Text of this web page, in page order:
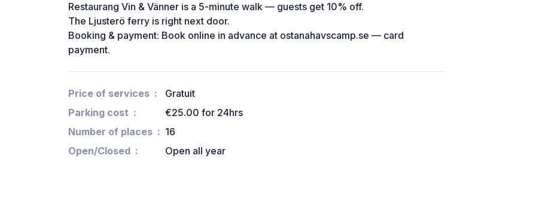
Restaurang Vin & Vänner is a 5-minute walk — guests get 10% off.
The Ljusterö ferry is right next door.
Booking & payment: Book online in advance at ostanahavscamp.se — card
payment.
Price of services
Gratuit
Parking cost
€25.00 for 24hrs
Number of places
16
Open/Closed
Open all year